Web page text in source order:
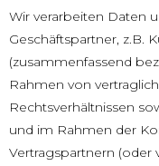
Wir verarbeiten Daten
Geschäftspartner, z.B.
(zusammenfassend
Rahmen von
Rechtsverhältnissen
und im Rahmen der
Vertragspartnern (oder